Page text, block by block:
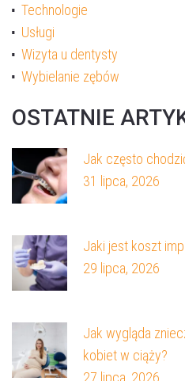
Technologie
Usługi
Wizyta u dentysty
Wybielanie zębów
OSTATNIE
Jak często
31 lipca, 2026
Jaki jest koszt
29 lipca, 2026
Jak wygląda
kobiet w ciąży?
27 lipca, 2026